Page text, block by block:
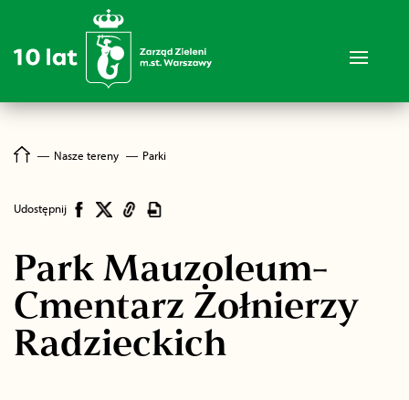
― Nasze tereny ― Parki
Udostępnij
Park Mauzoleum-
Cmentarz Żołnierzy
Radzieckich